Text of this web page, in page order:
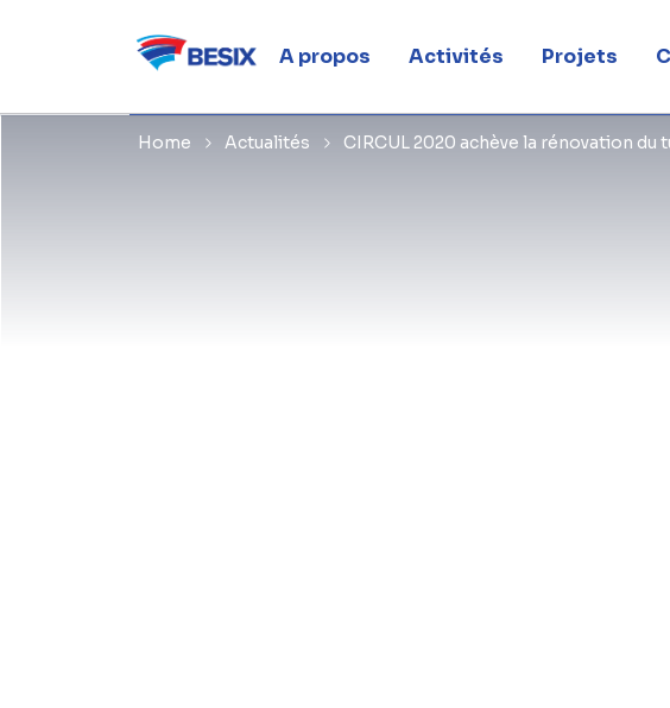
A propos Activités Projets
Home Actualités CIRCUL 2020 achève la rénovation
pour Bruxelles